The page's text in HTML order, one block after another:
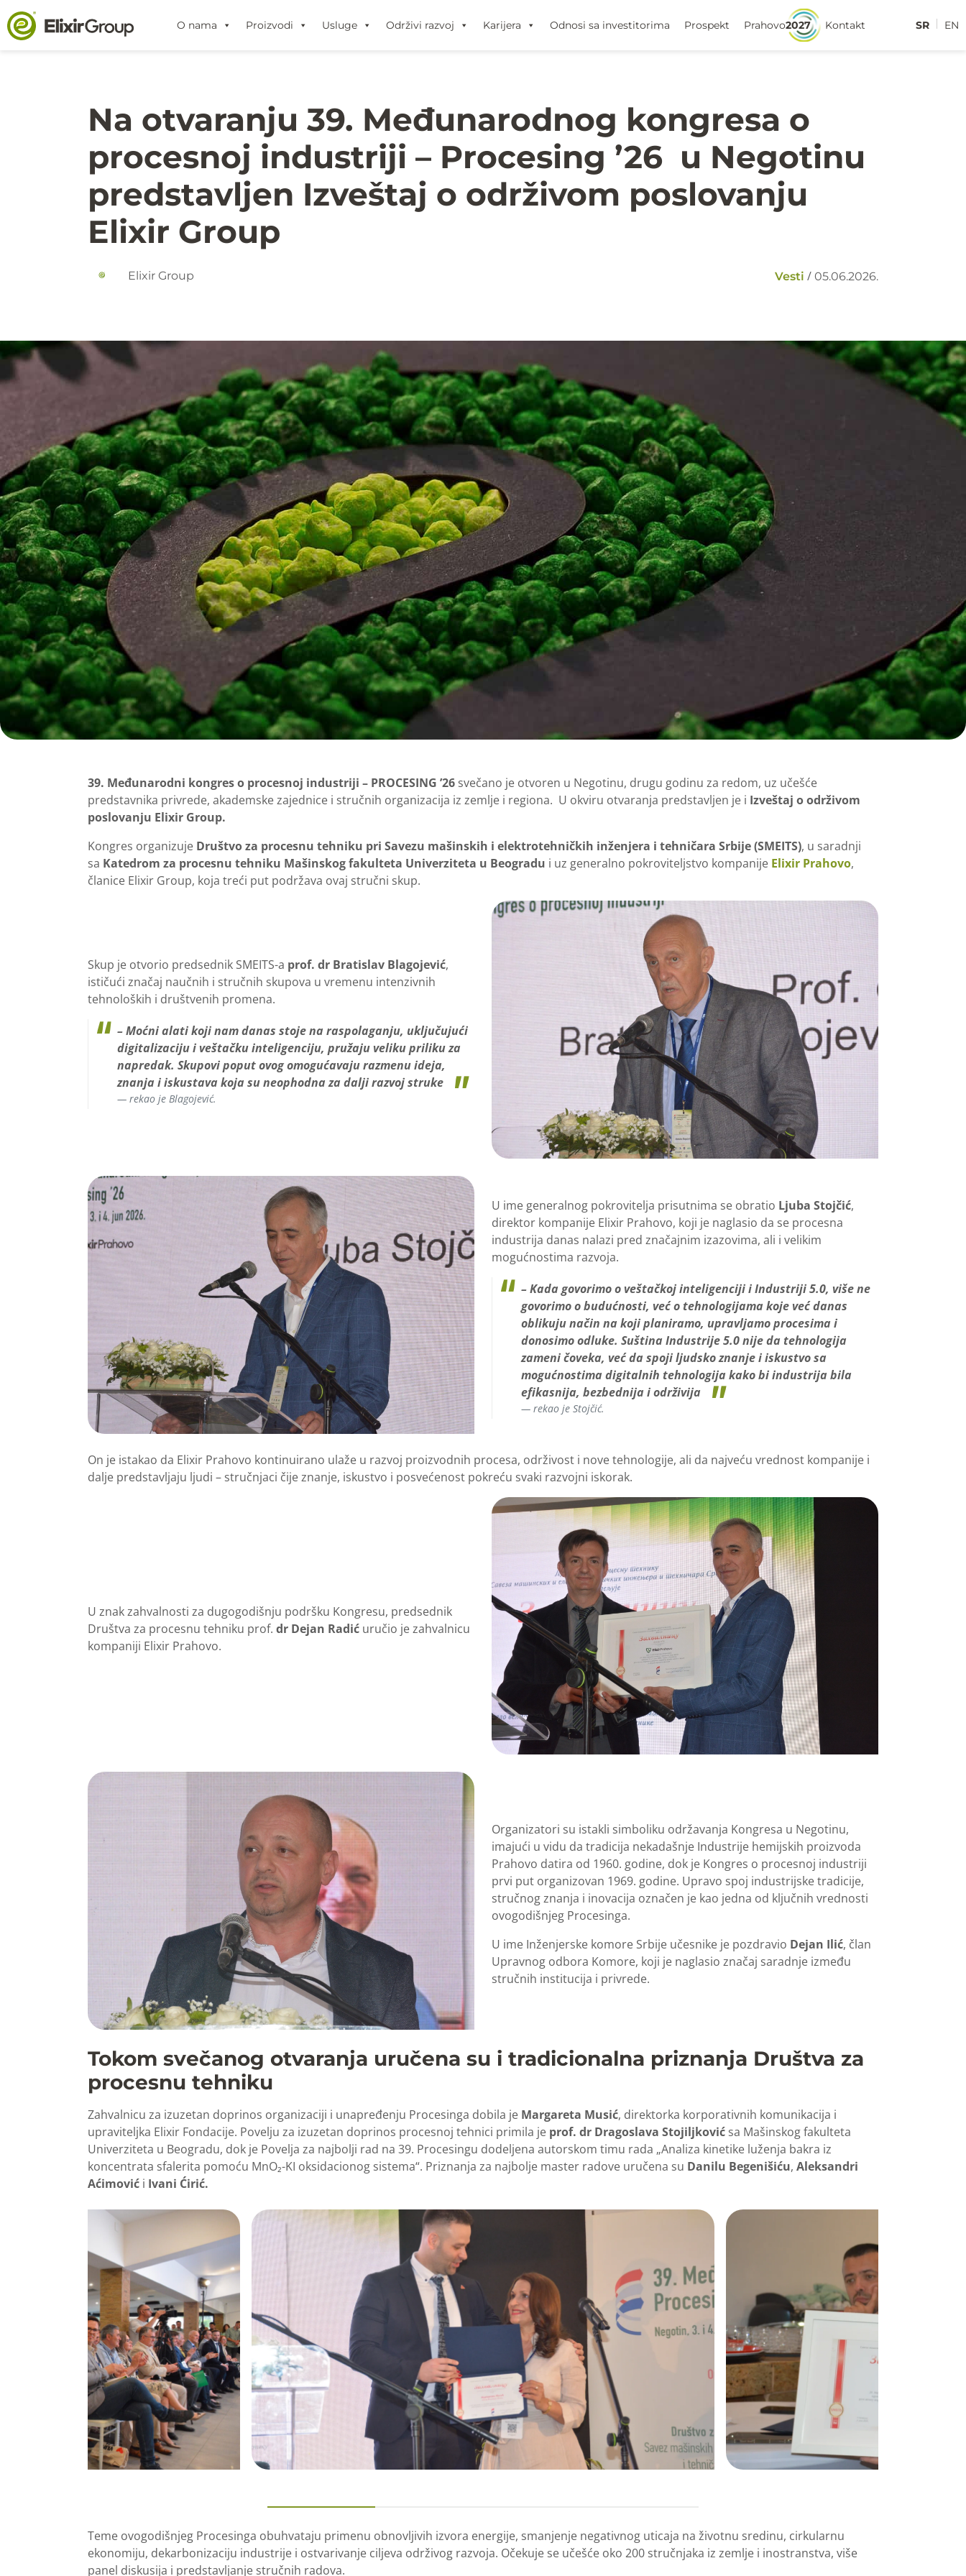
O nama Proizvodi Usluge Održivi razvoj Karijera Odnosi sa investitorima Prospekt Prahovo2027 Kontakt SR EN
Na otvaranju 39. Međunarodnog kongresa o
procesnoj industriji – Procesing ’26 u Negotinu
predstavljen Izveštaj o održivom poslovanju
Elixir Group
Elixir Group Vesti / 05.06.2026.
39. Međunarodni kongres o procesnoj industriji – PROCESING ’26 svečano je otvoren u Negotinu, drugu godinu za redom, uz učešće
predstavnika privrede, akademske zajednice i stručnih organizacija iz zemlje i regiona. U okviru otvaranja predstavljen je i Izveštaj o održivom
poslovanju Elixir Group.
Kongres organizuje Društvo za procesnu tehniku pri Savezu mašinskih i elektrotehničkih inženjera i tehničara Srbije (SMEITS), u saradnji
sa Katedrom za procesnu tehniku Mašinskog fakulteta Univerziteta u Beogradu i uz generalno pokroviteljstvo kompanije Elixir Prahovo,
članice Elixir Group, koja treći put podržava ovaj stručni skup.
Skup je otvorio predsednik SMEITS-a prof. dr Bratislav Blagojević,
ističući značaj naučnih i stručnih skupova u vremenu intenzivnih
tehnoloških i društvenih promena.
– Moćni alati koji nam danas stoje na raspolaganju, uključujući
digitalizaciju i veštačku inteligenciju, pružaju veliku priliku za
napredak. Skupovi poput ovog omogućavaju razmenu ideja,
znanja i iskustava koja su neophodna za dalji razvoj struke
rekao je Blagojević.
U ime generalnog pokrovitelja prisutnima se obratio Ljuba Stojčić,
direktor kompanije Elixir Prahovo, koji je naglasio da se procesna
industrija danas nalazi pred značajnim izazovima, ali i velikim
mogućnostima razvoja.
– Kada govorimo o veštačkoj inteligenciji i Industriji 5.0, više ne
govorimo o budućnosti, već o tehnologijama koje već danas
oblikuju način na koji planiramo, upravljamo procesima i
donosimo odluke. Suština Industrije 5.0 nije da tehnologija
zameni čoveka, već da spoji ljudsko znanje i iskustvo sa
mogućnostima digitalnih tehnologija kako bi industrija bila
efikasnija, bezbednija i održivija
rekao je Stojčić.
On je istakao da Elixir Prahovo kontinuirano ulaže u razvoj proizvodnih procesa, održivost i nove tehnologije, ali da najveću vrednost kompanije i
dalje predstavljaju ljudi – stručnjaci čije znanje, iskustvo i posvećenost pokreću svaki razvojni iskorak.
U znak zahvalnosti za dugogodišnju podršku Kongresu, predsednik
Društva za procesnu tehniku prof. dr Dejan Radić uručio je zahvalnicu
kompaniji Elixir Prahovo.
Organizatori su istakli simboliku održavanja Kongresa u Negotinu,
imajući u vidu da tradicija nekadašnje Industrije hemijskih proizvoda
Prahovo datira od 1960. godine, dok je Kongres o procesnoj industriji
prvi put organizovan 1969. godine. Upravo spoj industrijske tradicije,
stručnog znanja i inovacija označen je kao jedna od ključnih vrednosti
ovogodišnjeg Procesinga.
U ime Inženjerske komore Srbije učesnike je pozdravio Dejan Ilić, član
Upravnog odbora Komore, koji je naglasio značaj saradnje između
stručnih institucija i privrede.
Tokom svečanog otvaranja uručena su i tradicionalna priznanja Društva za
procesnu tehniku
Zahvalnicu za izuzetan doprinos organizaciji i unapređenju Procesinga dobila je Margareta Musić, direktorka korporativnih komunikacija i
upraviteljka Elixir Fondacije. Povelju za izuzetan doprinos procesnoj tehnici primila je prof. dr Dragoslava Stojiljković sa Mašinskog fakulteta
Univerziteta u Beogradu, dok je Povelja za najbolji rad na 39. Procesingu dodeljena autorskom timu rada „Analiza kinetike luženja bakra iz
koncentrata sfalerita pomoću MnO₂-KI oksidacionog sistema“. Priznanja za najbolje master radove uručena su Danilu Begenišiću, Aleksandri
Aćimović i Ivani Ćirić.
Teme ovogodišnjeg Procesinga obuhvataju primenu obnovljivih izvora energije, smanjenje negativnog uticaja na životnu sredinu, cirkularnu
ekonomiju, dekarbonizaciju industrije i ostvarivanje ciljeva održivog razvoja. Očekuje se učešće oko 200 stručnjaka iz zemlje i inostranstva, više
panel diskusija i predstavljanje stručnih radova.